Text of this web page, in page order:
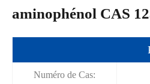
aminophénol CAS
Numéro de Cas: